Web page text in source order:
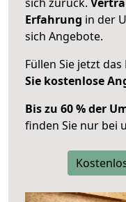
Erfahrung in der
sich Angebote.
Füllen Sie jetzt
Sie kostenlose
Bis zu 60 % der
finden Sie nur bei